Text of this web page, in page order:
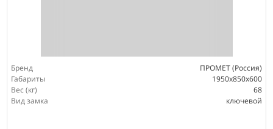
Бренд
ПРОМЕТ (Россия)
Габариты
1950x850x600
Вес (кг)
68
Вид замка
ключевой